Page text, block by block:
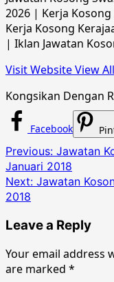
2026 | Kerja
Kerja Kosong
| Iklan Jawatan
Visit WebsiteView
Kongsikan Dengan
Facebook
Post
navigation
Previous: Jawatan
Januari 2018
Next: Jawatan
2018
Leave a Reply
Your email address
are marked *